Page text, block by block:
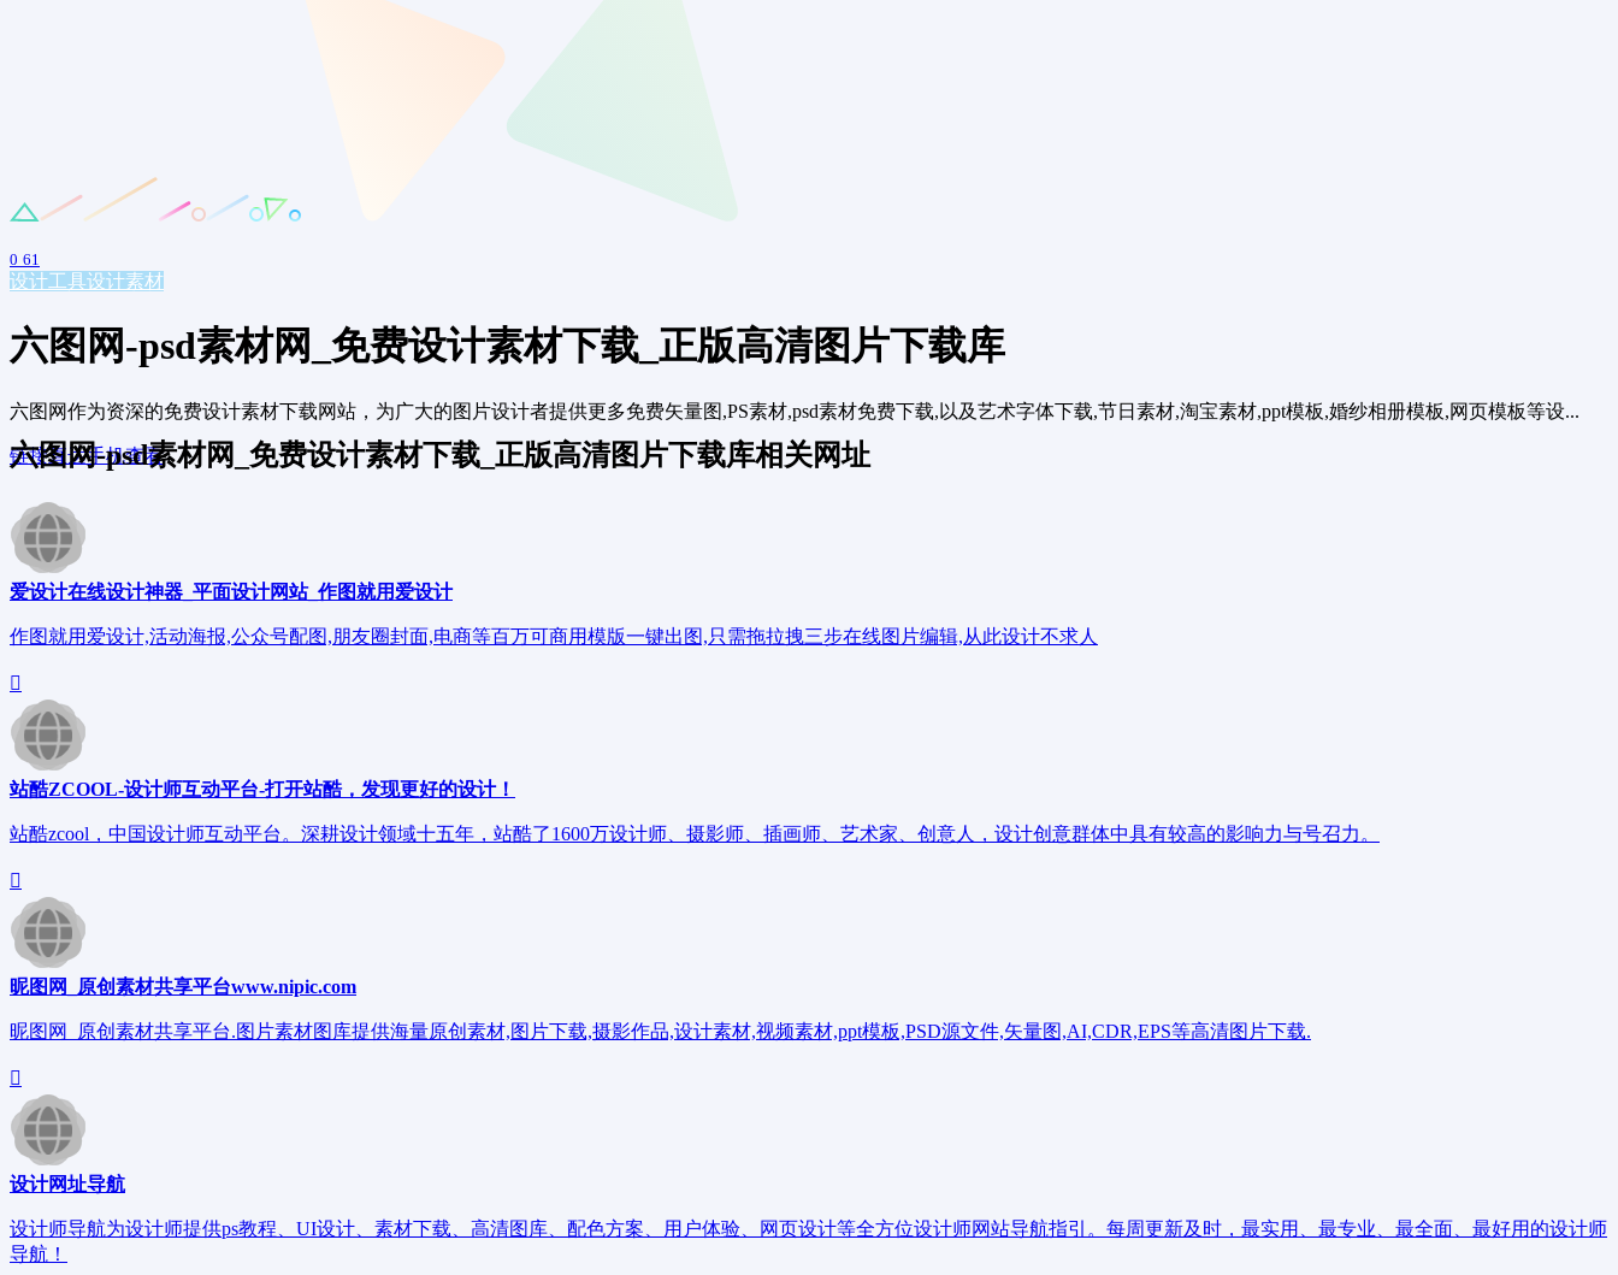
0 61
设计工具设计素材
六图网-psd素材网_免费设计素材下载_正版高清图片下载库
六图网作为资深的免费设计素材下载网站，为广大的图片设计者提供更多免费矢量图,PS素材,psd素材免费下载,以及艺术字体下载,节日素材,淘宝素材,ppt模板,婚纱相册模板,网页模板等设...
链接直达手机查看
六图网-psd素材网_免费设计素材下载_正版高清图片下载库相关网址
爱设计在线设计神器_平面设计网站_作图就用爱设计
作图就用爱设计,活动海报,公众号配图,朋友圈封面,电商等百万可商用模版一键出图,只需拖拉拽三步在线图片编辑,从此设计不求人
站酷ZCOOL-设计师互动平台-打开站酷，发现更好的设计！
站酷zcool，中国设计师互动平台。深耕设计领域十五年，站酷了1600万设计师、摄影师、插画师、艺术家、创意人，设计创意群体中具有较高的影响力与号召力。
昵图网_原创素材共享平台www.nipic.com
昵图网_原创素材共享平台.图片素材图库提供海量原创素材,图片下载,摄影作品,设计素材,视频素材,ppt模板,PSD源文件,矢量图,AI,CDR,EPS等高清图片下载.
设计网址导航
设计师导航为设计师提供ps教程、UI设计、素材下载、高清图库、配色方案、用户体验、网页设计等全方位设计师网站导航指引。每周更新及时，最实用、最专业、最全面、最好用的设计师
导航！